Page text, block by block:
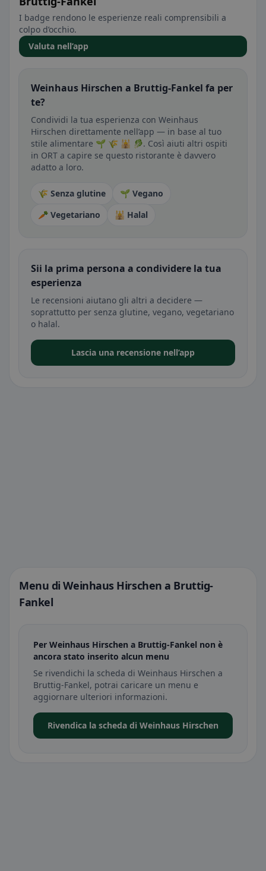
I badge rendono le esperienze reali comprensibili a
colpo d’occhio.
Valuta nell’app
Weinhaus Hirschen a Bruttig-Fankel fa per
te?
Condividi la tua esperienza con Weinhaus
Hirschen direttamente nell’app — in base al tuo
stile alimentare 🌱 🌾 🕌 🥬. Così aiuti altri ospiti
in ORT a capire se questo ristorante è davvero
adatto a loro.
🌾 Senza glutine
🌱 Vegano
🥕 Vegetariano
🕌 Halal
Sii la prima persona a condividere la tua
esperienza
Le recensioni aiutano gli altri a decidere —
soprattutto per senza glutine, vegano, vegetariano
o halal.
Lascia una recensione nell’app
Menu di Weinhaus Hirschen a Bruttig-
Fankel
Per Weinhaus Hirschen a Bruttig-Fankel non è
ancora stato inserito alcun menu
Se rivendichi la scheda di Weinhaus Hirschen a
Bruttig-Fankel, potrai caricare un menu e
aggiornare ulteriori informazioni.
Rivendica la scheda di Weinhaus Hirschen